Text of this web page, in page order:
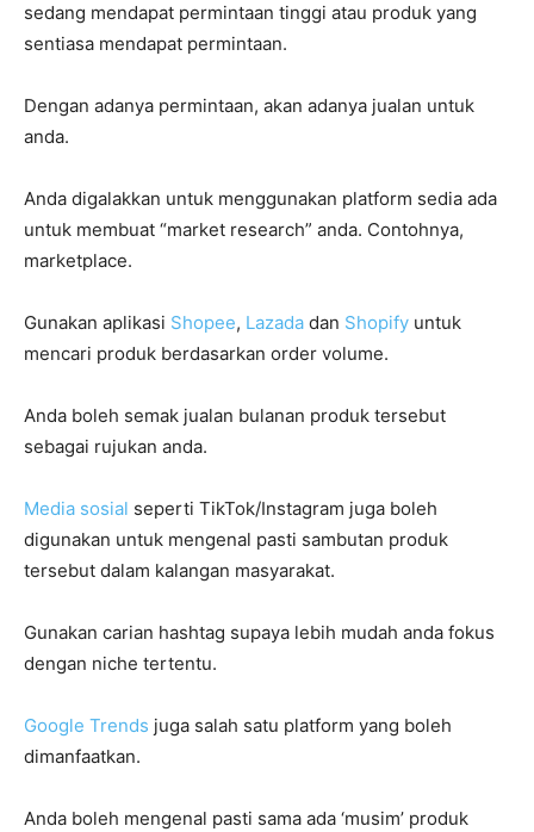
sedang mendapat permintaan tinggi atau produk yang
sentiasa mendapat permintaan.
Dengan adanya permintaan, akan adanya jualan untuk
anda.
Anda digalakkan untuk menggunakan platform sedia ada
untuk membuat “market research” anda. Contohnya,
marketplace.
Gunakan aplikasi Shopee, Lazada dan Shopify untuk
mencari produk berdasarkan order volume.
Anda boleh semak jualan bulanan produk tersebut
sebagai rujukan anda.
Media sosial seperti TikTok/Instagram juga boleh
digunakan untuk mengenal pasti sambutan produk
tersebut dalam kalangan masyarakat.
Gunakan carian hashtag supaya lebih mudah anda fokus
dengan niche tertentu.
Google Trends juga salah satu platform yang boleh
dimanfaatkan.
Anda boleh mengenal pasti sama ada ‘musim’ produk